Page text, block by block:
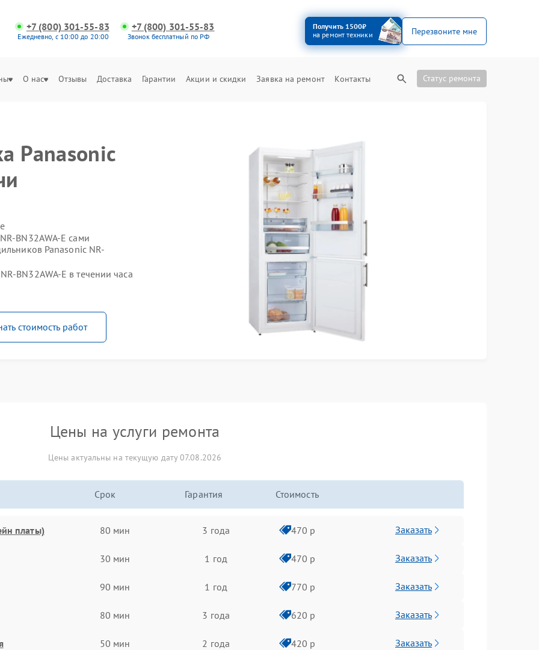
+7 (800) 301-55-83
Ежедневно, с 10:00 до 20:00
+7 (800) 301-55-83
Звонок бесплатный по РФ
Получить 1500₽
на ремонт техники
Перезвоните мне
О нас Отзывы Доставка Гарантии Акции и скидки Заявка на ремонт Контакты Статус ремонта
Panasonic
BN32AWA-E сами
Panasonic NR-
BN32AWA-E в течении часа
стоимость работ
Цены на услуги ремонта
Цены актуальны на текущую дату 07.08.2026
Срок Гарантия Стоимость
платы) 80 мин 3 года 470 р Заказать
30 мин 1 год 470 р Заказать
90 мин 1 год 770 р Заказать
80 мин 3 года 620 р Заказать
50 мин 2 года 420 р Заказать